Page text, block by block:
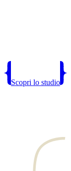
Scopri lo studio